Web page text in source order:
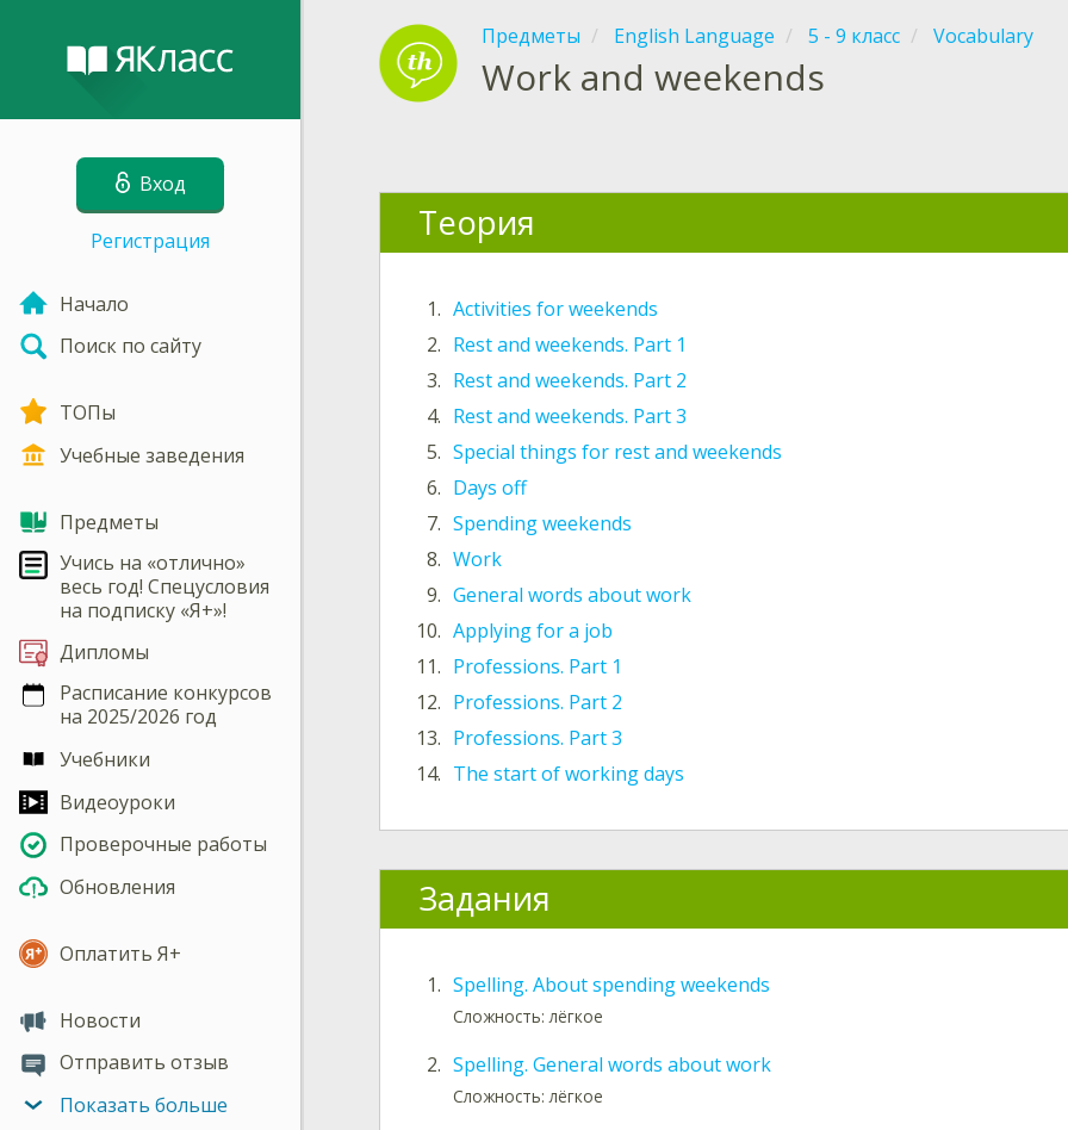
Вход
Регистрация
Начало
Поиск по сайту
ТОПы
Учебные заведения
Предметы
Учись на «отлично»
весь год! Спецусловия
на подписку «Я+»!
Дипломы
Расписание конкурсов
на 2025/2026 год
Учебники
Видеоуроки
Проверочные работы
Обновления
Оплатить Я+
Новости
Отправить отзыв
Показать больше
Предметы English Language 5 - 9 класс Vocabulary
Work and weekends
Теория
1. Activities for weekends
2. Rest and weekends. Part 1
3. Rest and weekends. Part 2
4. Rest and weekends. Part 3
5. Special things for rest and weekends
6. Days off
7. Spending weekends
8. Work
9. General words about work
10. Applying for a job
11. Professions. Part 1
12. Professions. Part 2
13. Professions. Part 3
14. The start of working days
Задания
1. Spelling. About spending weekends
Сложность: лёгкое
2. Spelling. General words about work
Сложность: лёгкое